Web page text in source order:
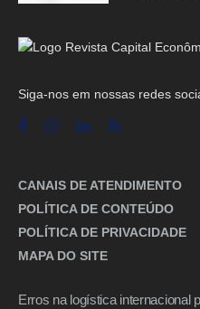
Siga-nos em nossas redes
CANAIS DE ATENDIMENTO
POLÍTICA DE CONTEÚDO
POLÍTICA DE PRIVACIDADE
MAPA DO SITE
Erros na logística internacional